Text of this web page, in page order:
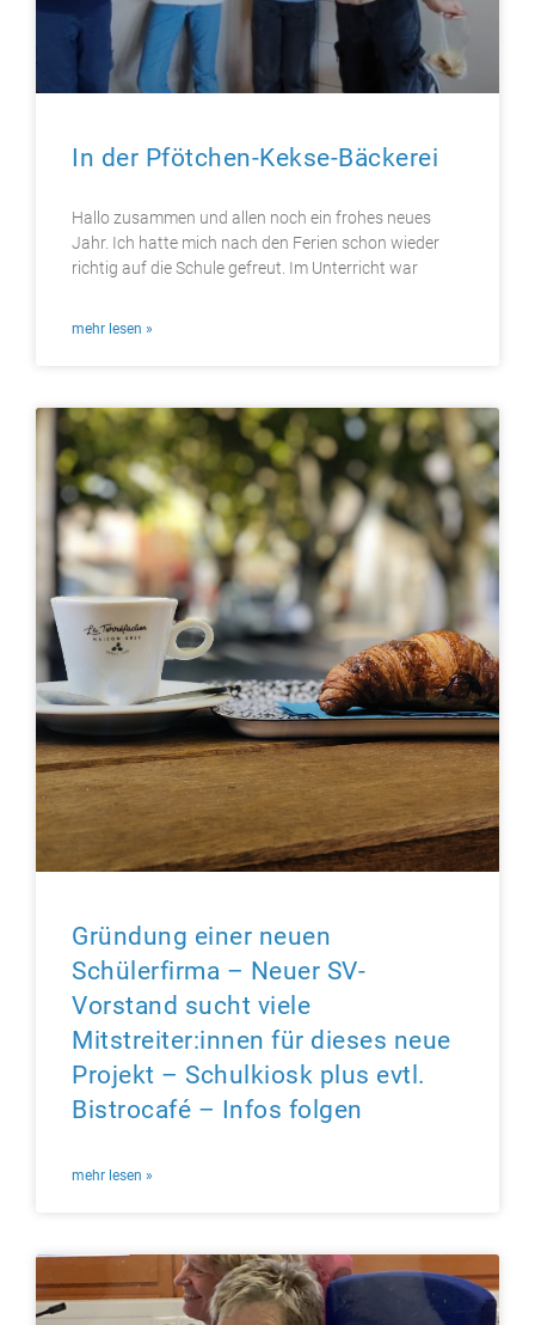
In der Pfötchen-Kekse-Bäckerei
Hallo zusammen und allen noch ein frohes neues
Jahr. Ich hatte mich nach den Ferien schon wieder
richtig auf die Schule gefreut. Im Unterricht war
mehr lesen »
Gründung einer neuen
Schülerfirma – Neuer SV-
Vorstand sucht viele
Mitstreiter:innen für dieses neue
Projekt – Schulkiosk plus evtl.
Bistrocafé – Infos folgen
mehr lesen »